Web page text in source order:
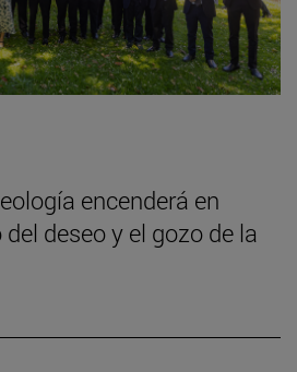
encenderá en
deseo y el gozo de la